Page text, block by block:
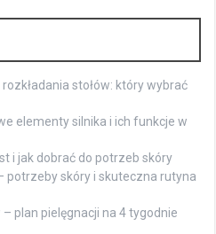
stołów: który wybrać
elementy silnika i ich funkcje w
i jak dobrać do potrzeb skóry
potrzeby skóry i skuteczna rutyna
plan pielęgnacji na 4 tygodnie